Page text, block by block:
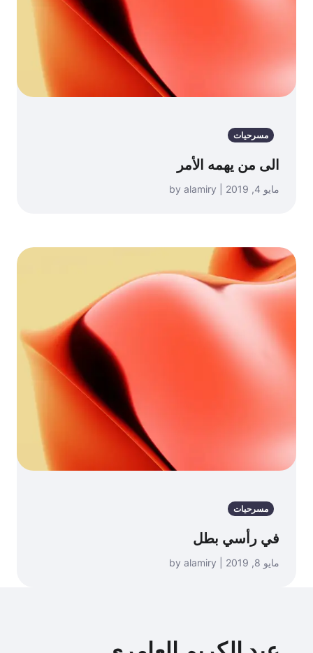
مسرحيات
الى من يهمه الأمر
مايو 4, 2019 | by alamiry
مسرحيات
في رأسي بطل
مايو 8, 2019 | by alamiry